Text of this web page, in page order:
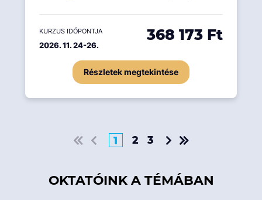
KURZUS IDŐPONTJA
2026. 11. 24-26.
368 173 Ft
Részletek megtekintése
1 2 3
OKTATÓINK A TÉMÁBAN